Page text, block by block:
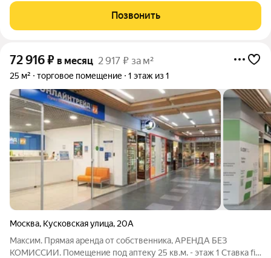
с четвертого 55о тыс в мес Коммунальные услуги
оплачиваются дополнительно.
Позвонить
72 916₽ в месяц 2 917 ₽ за м²
25 м² торговое помещение 1 этаж из 1
Москва, Кусковская улица, 20А
Максим. Прямая аренда от собственника, АРЕНДА БЕЗ
КОМИССИИ. Помещение под аптеку 25 кв.м. - этаж 1 Ставка fix